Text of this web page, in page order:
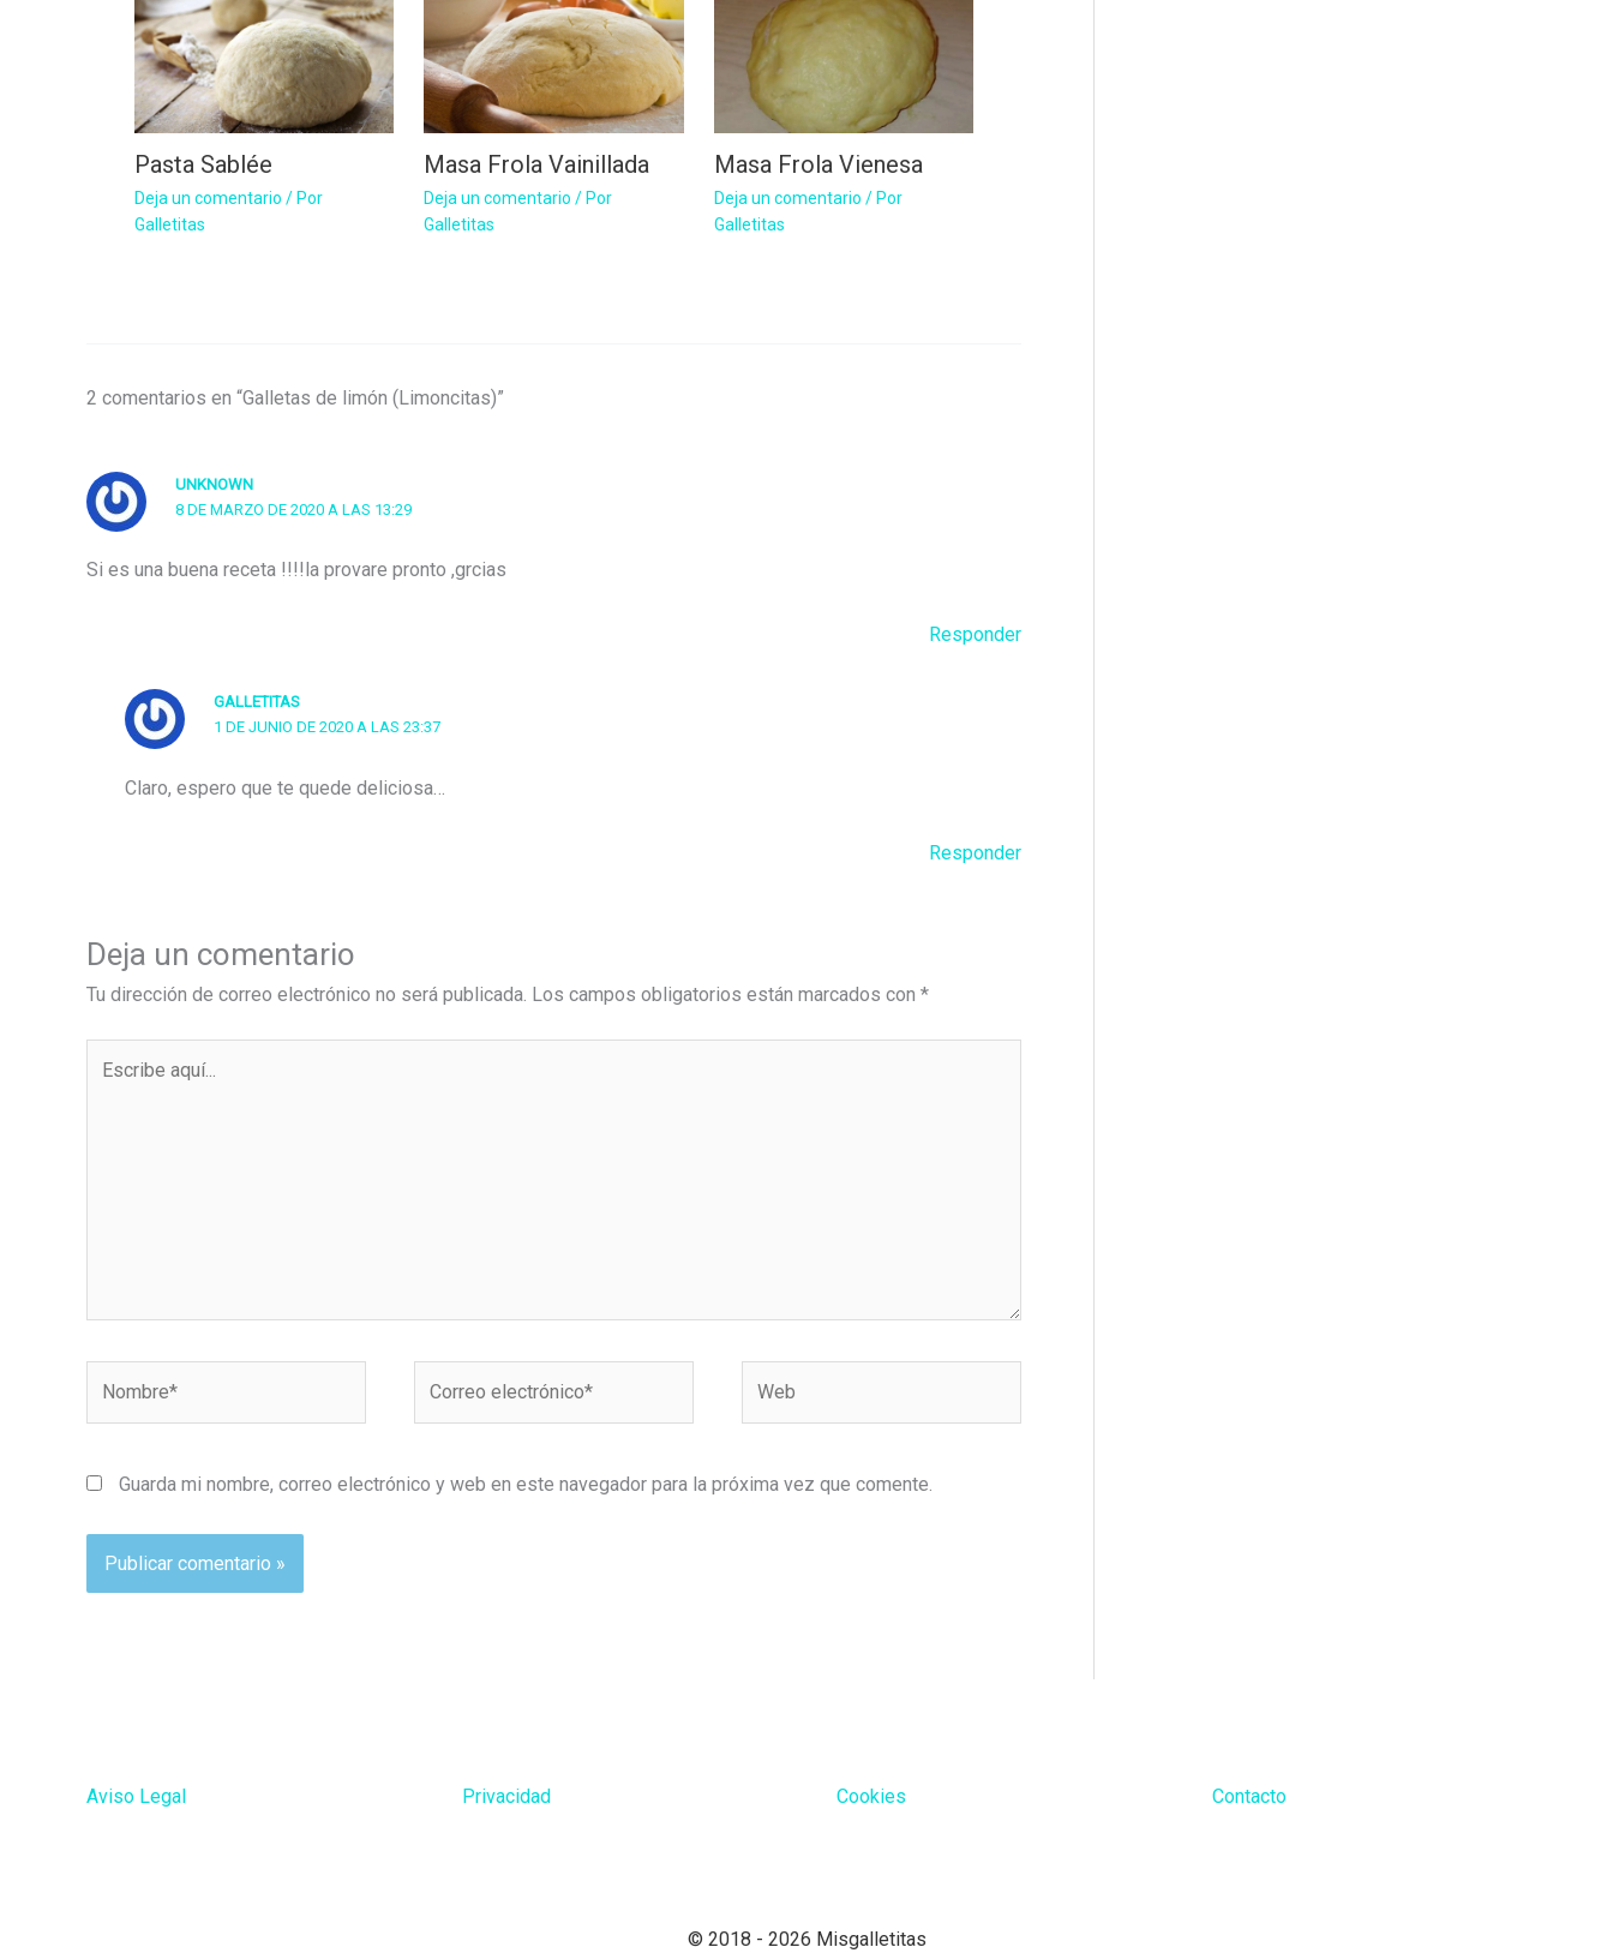
Pasta Sablée
Deja un comentario / Por
Galletitas
Masa Frola Vainillada
Deja un comentario / Por
Galletitas
Masa Frola Vienesa
Deja un comentario / Por
Galletitas
2 comentarios en “Galletas de limón (Limoncitas)”
UNKNOWN
8 DE MARZO DE 2020 A LAS 13:29
Si es una buena receta !!!!la provare pronto ,grcias
Responder
GALLETITAS
1 DE JUNIO DE 2020 A LAS 23:37
Claro, espero que te quede deliciosa…
Responder
Deja un comentario
Tu dirección de correo electrónico no será publicada. Los campos obligatorios están marcados con *
aquí...
electrónico*
Guarda mi nombre, correo electrónico y web en este navegador para la próxima vez que comente.
Aviso Legal Privacidad Cookies Contacto
© 2018 - 2026 Misgalletitas